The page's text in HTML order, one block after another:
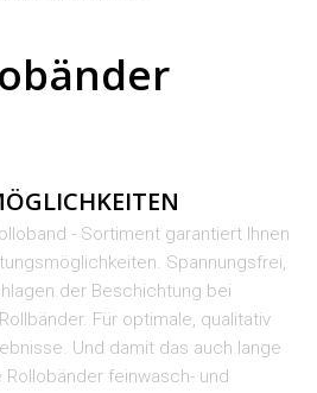
- Sortiment garantiert Ihnen
Spannungsfrei,
der Beschichtung bei
Für optimale, qualitativ
Und damit das auch lange
feinwasch- und